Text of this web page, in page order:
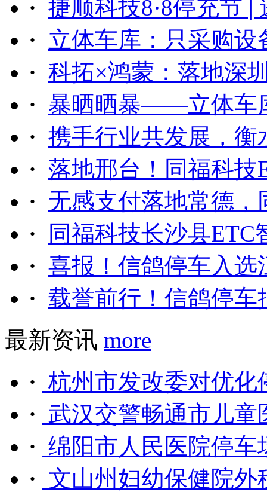
· 捷顺科技8·8停充节 |
· 立体车库：只采购
· 科拓×鸿蒙：落地深
· 暴晒晒暴——立体车
· 携手行业共发展，
· 落地邢台！同福科技
· 无感支付落地常德
·
同福科技长沙县
· 喜报！信鸽停车入
· 载誉前行！信鸽停
最新资讯 more
· 杭州市发改委对优化
· 武汉交警畅通市儿童
· 绵阳市人民医院停车
· 文山州妇幼保健院外